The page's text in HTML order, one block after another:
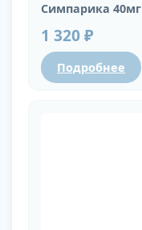
Симпарика 40мг
1 320 ₽
Подробнее